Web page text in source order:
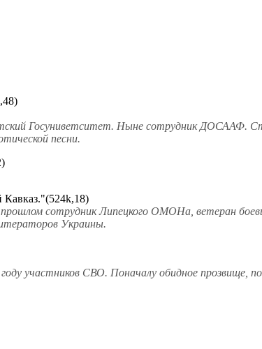
Госуниветситет. Ныне сотрудник ДОСААФ.
песни.
Кавказ."(524k,18)
сотрудник Липецкого ОМОНа, ветеран
Украины.
участников СВО. Поначалу обидное прозвище,